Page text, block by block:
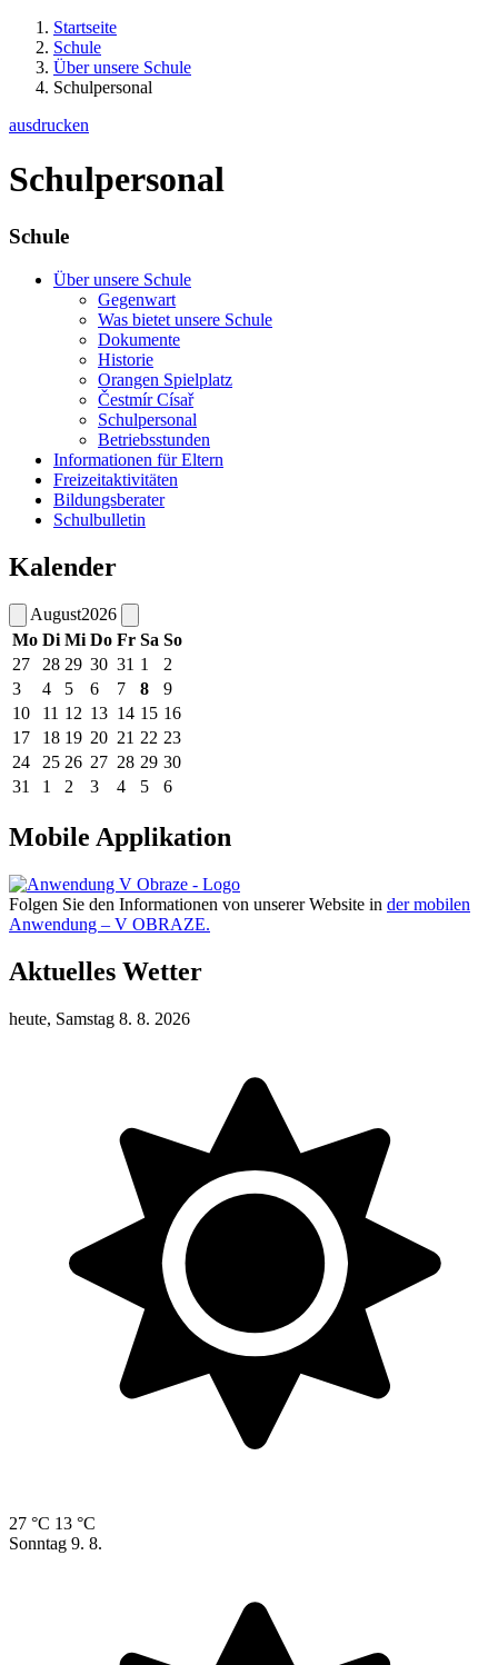
Startseite
Schule
Über unsere Schule
Schulpersonal
ausdrucken
Schulpersonal
Schule
Über unsere Schule
Gegenwart
Was bietet unsere Schule
Dokumente
Historie
Orangen Spielplatz
Čestmír Císař
Schulpersonal
Betriebsstunden
Informationen für Eltern
Freizeitaktivitäten
Bildungsberater
Schulbulletin
Kalender
August2026
Mo Di Mi Do Fr Sa So
27
28 29 30 31 1
2
3
4 5 6 7 8
9
10
11 12 13 14 15 16
17
18 19 20 21 22 23
24
25 26 27 28 29 30
31
1 2 3 4 5 6
Mobile Applikation
Folgen Sie den Informationen von unserer Website in der mobilen
Anwendung – V OBRAZE.
Aktuelles Wetter
heute, Samstag 8. 8. 2026
27 °C 13 °C
Sonntag 9. 8.